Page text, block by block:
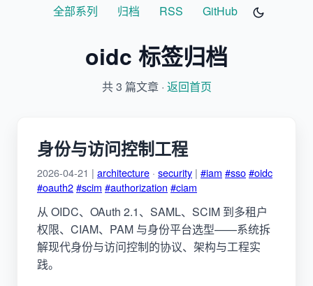
全部系列 归档 RSS GitHub
oidc 标签归档
共 3 篇文章 · 返回首页
身份与访问控制工程
2026-04-21 | architecture · security | #iam #sso#oidc
#oauth2#scim #authorization #ciam
从 OIDC、OAuth 2.1、SAML、SCIM 到多租户
权限、CIAM、PAM 与身份平台选型——系统拆
解现代身份与访问控制的协议、架构与工程实
践。